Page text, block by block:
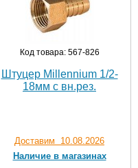
Код товара: 567-826
Штуцер Millennium 1/2-
18мм с вн.рез.
Доставим 10.08.2026
Наличие в магазинах